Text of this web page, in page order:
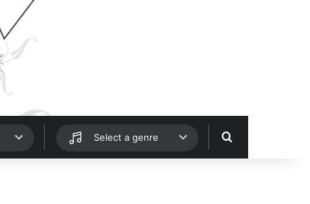
Select a genre Hledat